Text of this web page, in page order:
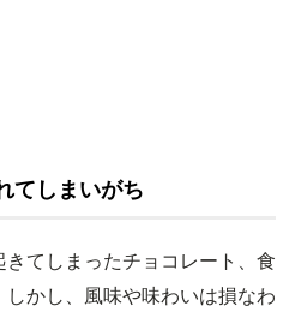
てしまいがち
てしまったチョコレート、食
かし、風味や味わいは損なわ